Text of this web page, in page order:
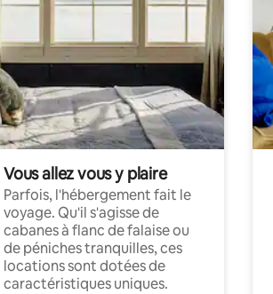
Vous allez vous y plaire
Parfois, l'hébergement fait le
voyage. Qu'il s'agisse de
cabanes à flanc de falaise ou
de péniches tranquilles, ces
locations sont dotées de
caractéristiques uniques.